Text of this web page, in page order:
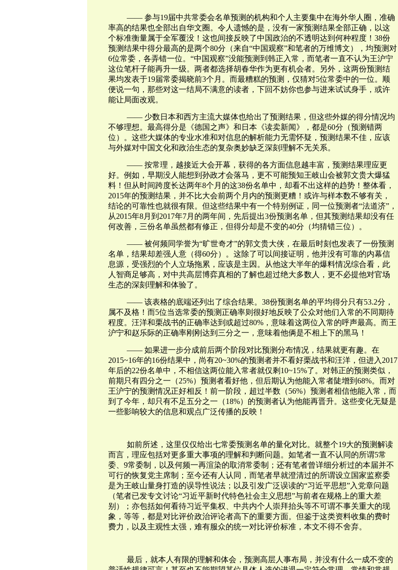
—— 参与19届中共常委会名单预测的机构和个人主要集中在海外华人圈，准确
率高的结果也全部出自华文圈。令人遗憾的是，没有一家预测结果全部正确，以这
个标准衡量属于全军覆没！这也间接反映了中国政治的不透明达到何种程度！38份
预测结果中得分最高的是两个80分（来自“中国观察”和笔者的万维博文），均预测对
6位常委，各弄错一位。“中国观察”没能预测到韩正入常，而笔者一直不认为王沪宁
这位笔杆子能再升一级。两者都选择胡春华作为更有机会者。另外，这两份预测结
果均发表于19届常委揭晓前3个月。而最糟糕的预测，仅猜对5位常委中的一位。顺
便说一句，那些对这一结局不满意的读者，下回不妨你也参与进来试试身手，或许
能让局面改观。
—— 少数日本和西方主流大媒体也给出了预测结果，但这些外媒的得分情况均
不够理想。最高得分是《德国之声》和日本《读卖新闻》，都是60分（预测错两
位）。这些大媒体的专业水准和对信息的解析能力无需怀疑，预测结果不佳，应该
与外媒对中国文化和政治生态的复杂奥妙缺乏深刻理解不无关系。
—— 按常理，越接近大会开幕，获得的各方面信息越丰富，预测结果理应更
好。例如，早期没人能想到孙政才会落马，更不可能预知王岐山会被郭文贵大爆猛
料！但从时间跨度长达两年8个月的这38份名单中，却看不出这样的趋势！整体看，
2015年的预测结果，并不比大会前两个月内的预测更糟！或许与样本数不够有关，
结论的可靠性也就很有限。但这些结果中有一个特别例证，同一位预测者“法道济”，
从2015年8月到2017年7月的两年间，先后提出3份预测名单，但其预测结果却没有任
何改善，三份名单虽然都有修正，但得分却是不变的40分（均猜错三位）。
—— 被何频同学誉为“旷世奇才”的郭文贵大侠，在最后时刻也发表了一份预测
名单，结果却差强人意（得60分）。这除了可以间接证明，他并没有可靠的内幕信
息源，受强烈的个人立场拖累，应该是主因。从他这大半年的爆料情况综合看，此
人智商足够高，对中共高层博弈真相的了解也超过绝大多数人，更不必提他对官场
生态的深刻理解和体验了。
—— 该表格的底端还列出了综合结果。38份预测名单的平均得分只有53.2分，
属不及格！而5位当选常委的预测正确率则很好地反映了公众对他们入常的不同期待
程度。汪洋和栗战书的正确率达到或超过80%，意味着这两位入常的呼声最高。而王
沪宁和赵乐际的正确率刚刚达到三分之一，意味着他俩是不相上下的黑马！
—— 如果进一步分成前后两个阶段对比预测分布情况，结果就更有趣。在
2015~16年的16份结果中，尚有20~30%的预测者并不看好栗战书和汪洋，但进入2017
年后的22份名单中，不相信这两位能入常者就仅剩10~15%了。对韩正的预测类似，
前期只有四分之一（25%）预测者看好他，但后期认为他能入常者陡增到68%。而对
王沪宁的预测情况正好相反！前一阶段，超过半数（56%）预测者相信他能入常，而
到了今年，却只有不足五分之一（18%）的预测者认为他能再晋升。这些变化无疑是
一些影响较大的信息和观点广泛传播的反映！
如前所述，这里仅仅给出七常委预测名单的量化对比。就整个19大的预测解读
而言，理应包括对更多重大事项的理解和判断问题。如笔者一直不认同的所谓5常
委、9常委制，以及何频一再渲染的取消常委制；还有笔者曾详细分析过的本届并不
可行的恢复党主席制；至今还有人认同，而笔者早就澄清过的所谓设立国家监察委
是为王岐山量身打造的误导性说法；以及引发广泛误读的“习近平思想”入党章问题
（笔者已发专文讨论“习近平新时代特色社会主义思想”与前者在规格上的重大差
别）；亦包括如何看待习近平集权、中共内个人崇拜抬头等不可谓不事关重大的现
象，等等，都是对比评价政治评论者高下的重要方面。但鉴于这类资料收集的费时
费力，以及主观性太强，难有服众的统一对比评价标准，本文不得不舍弃。
最后，就本人有限的理解和体会，预测高层人事布局，并没有什么一成不变的